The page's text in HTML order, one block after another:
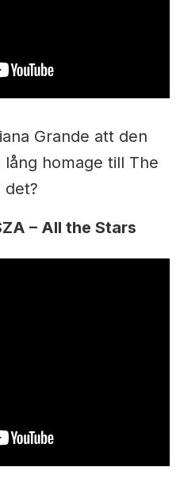
Grande att den
homage till The
det?
– All the Stars